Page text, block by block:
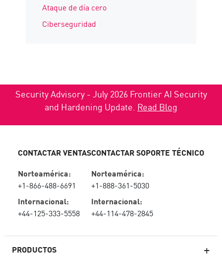
Ataque de día cero
Ciberseguridad
Security Advisory - July 2026 Frontier AI Security
and Hardening Update. Read Blog
PRODUCTOS
CONTACTAR VENTAS
Norteamérica:
+1-866-488-6691
Internacional:
+44-125-333-5558
CONTACTAR SOPORTE TÉCNICO
Norteamérica:
+1-888-361-5030
Internacional:
+44-114-478-2845